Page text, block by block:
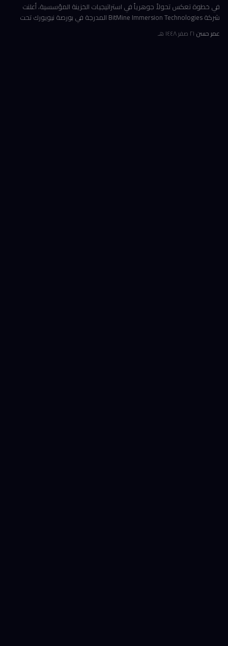
في خطوة تعكس تحولاً جوهرياً في استراتيجيات الخزينة المؤسسية، أعلنت
شركة BitMine Immersion Technologies المدرجة في بورصة نيويورك تحت
عمر حسن·٢١ صفر ١٤٤٨ هـ